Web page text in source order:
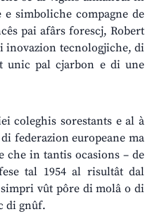
simboliche compagne de
pai afârs forescj, Robert
inovazion tecnologjiche, di
unic pal cjarbon e di une
coleghis sorestants e al à
federazion europeane ma
che in tantis ocasions – de
tal 1954 al risultât dal
vût pôre di molâ o di
di gnûf.